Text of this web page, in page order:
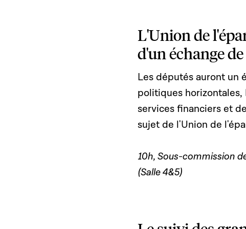
L'Union de
d'un échange
Les députés auront un
politiques
services financiers et
sujet de l'Union de
10h, Sous-commission
(Salle 4&5)